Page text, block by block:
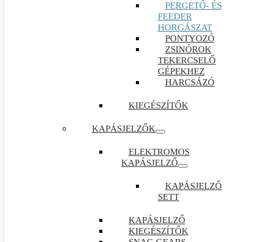
PERGETŐ- ÉS
FEEDER
HORGÁSZAT
PONTYOZÓ
ZSINÓROK
TEKERCSELŐ
GÉPEKHEZ
HARCSÁZÓ
KIEGÉSZÍTŐK
KAPÁSJELZŐK
ELEKTROMOS
KAPÁSJELZŐ
KAPÁSJELZŐ
SETT
KAPÁSJELZŐ
KIEGÉSZÍTŐK